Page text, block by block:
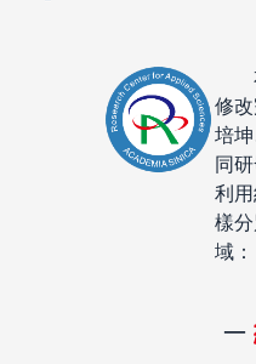
修
培
同
利
樣
域：